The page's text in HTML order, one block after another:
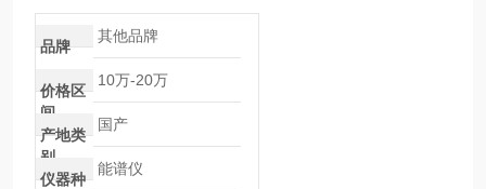
品牌
其他品牌
价格区
间
10万-20万
产地类
别
国产
仪器种
能谱仪